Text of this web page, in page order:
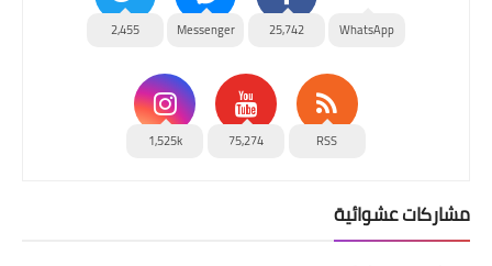
WhatsApp
25,742
Messenger
2,455
RSS
75,274
1,525k
مشاركات عشوائية